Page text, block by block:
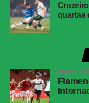
VAR:Rodrigo
Amarelos:
Miguelito (48’/
Bolívia:Lampe;
Morales e Roberto
e Ervin Vaca (Hector
quartas